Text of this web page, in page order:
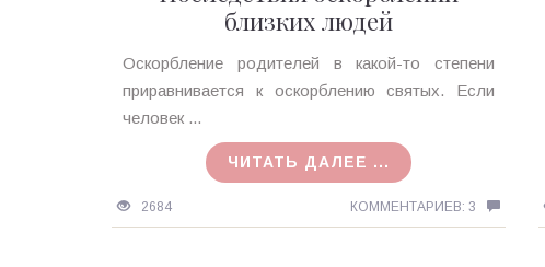
близких людей
Ирина
MagicTantra
13.08.2020
Оскорбление родителей в какой-то степени
приравнивается к оскорблению святых. Если
человек ...
ЧИТАТЬ ДАЛЕЕ ...
2684 КОММЕНТАРИЕВ: 3